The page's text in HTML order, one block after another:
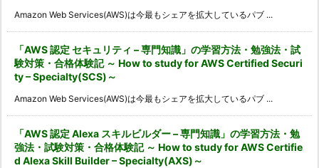
Amazon Web Services(AWS)は今最もシェアを拡大しているパブ ...
「AWS 認定 セキュリティ – 専門知識」の学習方法・勉強法・試
験対策・合格体験記 ～ How to study for AWS Certified Securi
ty – Specialty(SCS)～
Amazon Web Services(AWS)は今最もシェアを拡大しているパブ ...
「AWS 認定 Alexa スキルビルダー – 専門知識」の学習方法・勉
強法・試験対策・合格体験記 ～ How to study for AWS Certifie
d Alexa Skill Builder – Specialty(AXS)～